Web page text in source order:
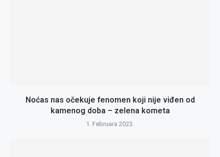
Noćas nas očekuje fenomen koji nije viđen od
kamenog doba – zelena kometa
1. Februara 2023.